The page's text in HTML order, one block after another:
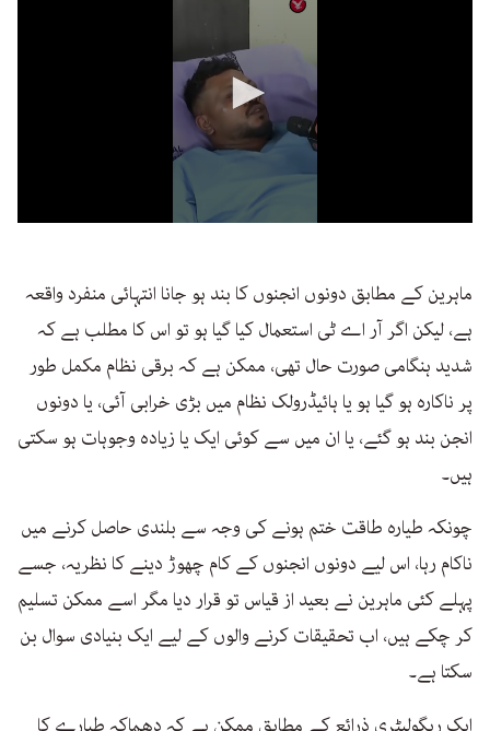
minute,
seconds
ماہرین کے مطابق دونوں انجنوں کا بند ہو جانا انتہائی منفرد واقعہ
ہے، لیکن اگر آر اے ٹی استعمال کیا گیا ہو تو اس کا مطلب ہے کہ
شدید ہنگامی صورت حال تھی، ممکن ہے کہ برقی نظام مکمل طور
پر ناکارہ ہو گیا ہو یا ہائیڈرولک نظام میں بڑی خرابی آئی، یا دونوں
انجن بند ہو گئے، یا ان میں سے کوئی ایک یا زیادہ وجوہات ہو سکتی
ہیں۔
چونکہ طیارہ طاقت ختم ہونے کی وجہ سے بلندی حاصل کرنے میں
ناکام رہا، اس لیے دونوں انجنوں کے کام چھوڑ دینے کا نظریہ، جسے
پہلے کئی ماہرین نے بعید از قیاس تو قرار دیا مگر اسے ممکن تسلیم
کر چکے ہیں، اب تحقیقات کرنے والوں کے لیے ایک بنیادی سوال بن
سکتا ہے۔